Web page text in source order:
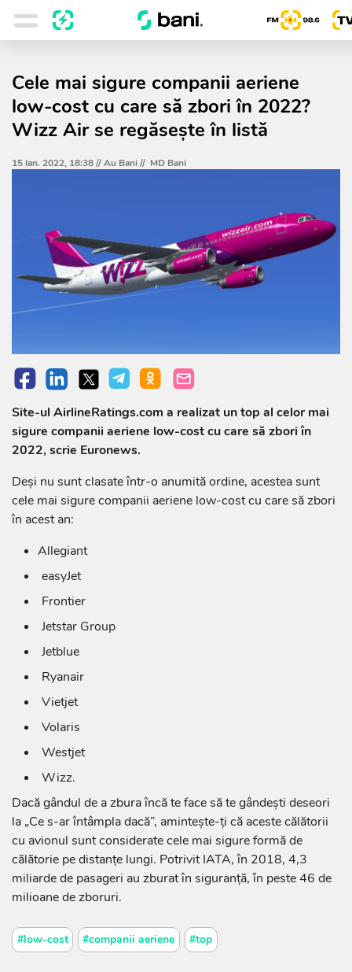
Cele mai sigure companii aeriene
low-cost cu care să zbori în 2022?
Wizz Air se regăsește în listă
15 Ian. 2022, 18:38 //Au Bani// MD Bani
Site-ul AirlineRatings.com a realizat un top al celor mai
sigure companii aeriene low-cost cu care să zbori în
2022, scrie Euronews.
Deși nu sunt clasate într-o anumită ordine, acestea sunt
cele mai sigure companii aeriene low-cost cu care să zbori
în acest an:
Allegiant
easyJet
Frontier
Jetstar Group
Jetblue
Ryanair
Vietjet
Volaris
Westjet
Wizz.
Dacă gândul de a zbura încă te face să te gândești deseori
la „Ce s-ar întâmpla dacă”, amintește-ți că aceste călătorii
cu avionul sunt considerate cele mai sigure formă de
călătorie pe distanțe lungi. Potrivit IATA, în 2018, 4,3
miliarde de pasageri au zburat în siguranță, în peste 46 de
milioane de zboruri.
#low-cost #companii aeriene #top